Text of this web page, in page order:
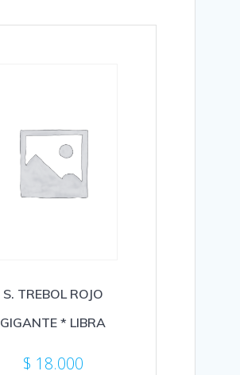
S. TREBOL ROJO
GIGANTE * LIBRA
$ 18.000